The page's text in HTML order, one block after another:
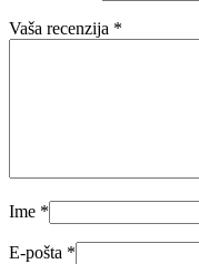
Vaša recenzija *
Ime *
E-pošta *